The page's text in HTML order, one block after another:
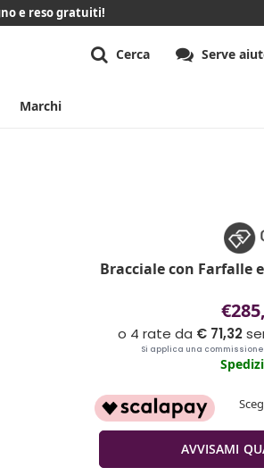
e reso gratuiti!
Cerca Serve
Marchi
Bracciale con Farfalle